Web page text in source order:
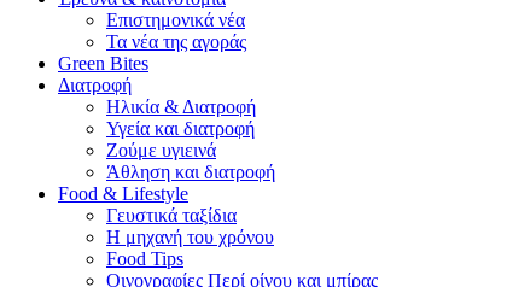
Επιστημονικά νέα
Τα νέα της αγοράς
Green Bites
Διατροφή
Ηλικία & Διατροφή
Υγεία και διατροφή
Ζούμε υγιεινά
Άθληση και διατροφή
Food & Lifestyle
Γευστικά ταξίδια
Η μηχανή του χρόνου
Food Tips
Οινογραφίες Περί οίνου και μπίρας